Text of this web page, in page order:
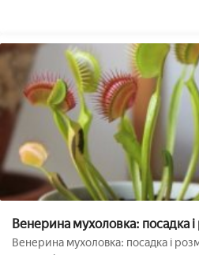
Венерина мухоловка: посадка
домашніх умовах
Венерина мухоловка: посадка і